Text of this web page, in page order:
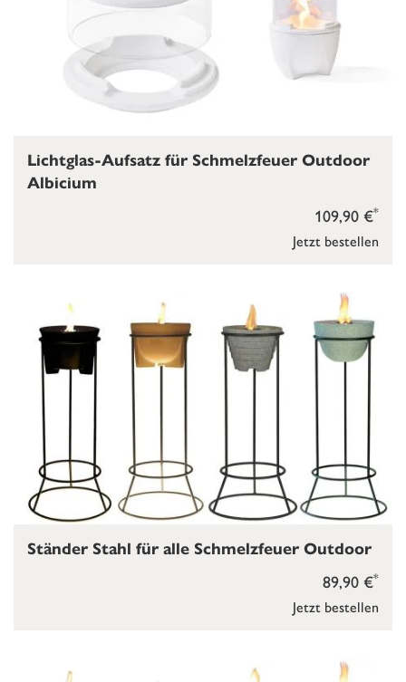
Jetzt bestellen
109,90 €*
Lichtglas-Aufsatz für Schmelzfeuer Outdoor
Albicium
Jetzt bestellen
89,90 €*
Ständer Stahl für alle Schmelzfeuer Outdoor